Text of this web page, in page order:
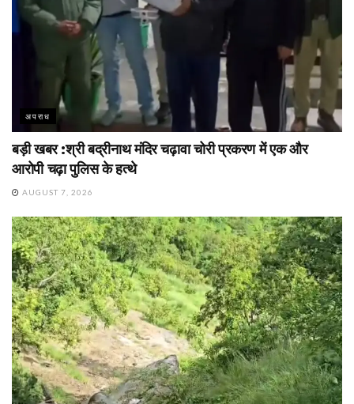
अपराध
बड़ी खबर :श्री बद्रीनाथ मंदिर चढ़ावा चोरी प्रकरण में एक और
आरोपी चढ़ा पुलिस के हत्थे
AUGUST 7, 2026